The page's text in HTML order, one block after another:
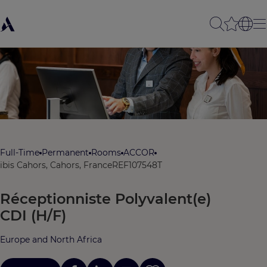
Full-Time Permanent Rooms ACCOR
ibis Cahors, Cahors, FranceREF107548T
Réceptionniste Polyvalent(e)
CDI (H/F)
Europe and North Africa